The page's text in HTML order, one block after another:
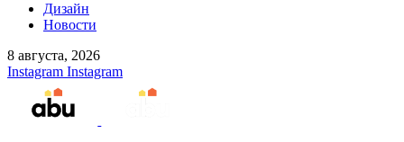
Дизайн
Новости
8 августа, 2026
Instagram Instagram